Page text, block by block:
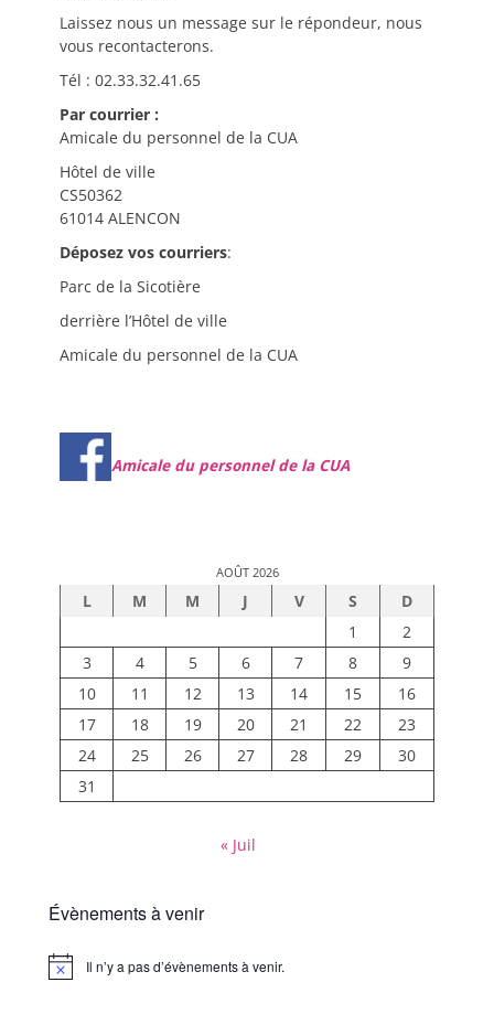
Laissez nous un message sur le répondeur, nous
vous recontacterons.
Tél : 02.33.32.41.65
Par courrier :
Amicale du personnel de la CUA
Hôtel de ville
CS50362
61014 ALENCON
Déposez vos courriers:
Parc de la Sicotière
derrière l’Hôtel de ville
Amicale du personnel de la CUA
Amicale du personnel de la CUA
AOÛT 2026
L M M J V S
D
1
2
3
4 5 6 7 8
9
10
11 12 13 14 15
16
17
18 19 20 21 22
23
24
25 26 27 28 29
30
31
« Juil
Évènements à venir
Notice Il n’y a pas d’évènements à venir.